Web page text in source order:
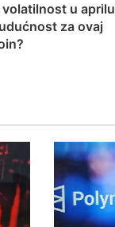
volatilnost u aprilu
za ovaj